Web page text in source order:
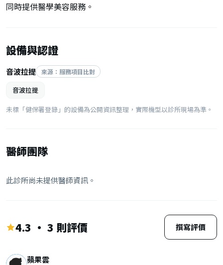
同時提供醫學美容服務。
設備與認證
音波拉提 來源：服務項目比對
音波拉提
未標「健保署登錄」的設備為公開資訊整理，實際機型以診所現場為準。
醫師團隊
此診所尚未提供醫師資訊。
4.3 · 3 則評價 撰寫評價
蘋果雲